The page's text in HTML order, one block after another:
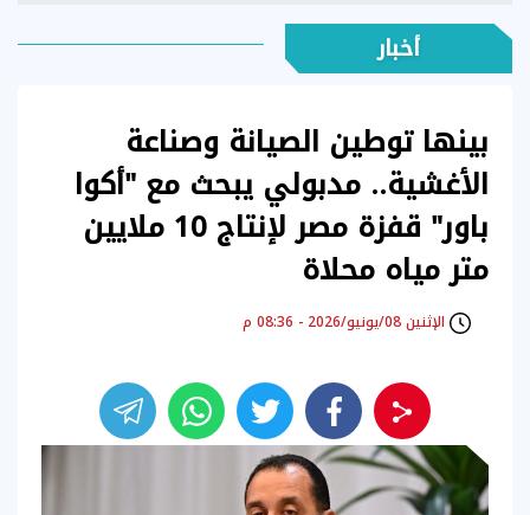
أخبار
بينها توطين الصيانة وصناعة
الأغشية.. مدبولي يبحث مع "أكوا
باور" قفزة مصر لإنتاج 10 ملايين
متر مياه محلاة
الإثنين 08/يونيو/2026 - 08:36 م